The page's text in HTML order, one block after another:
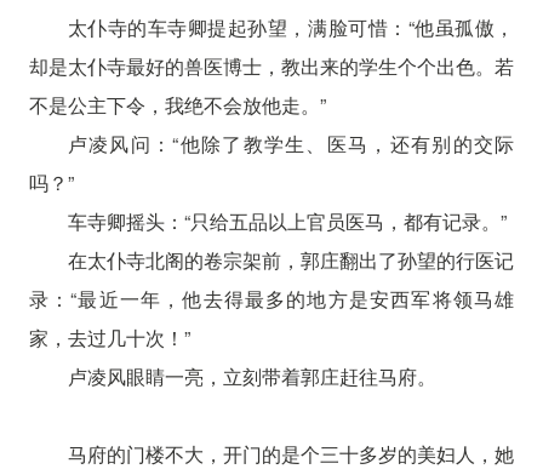
太仆寺的车寺卿提起孙望，满脸可惜：“他虽孤傲，
却是太仆寺最好的兽医博士，教出来的学生个个出色。若
不是公主下令，我绝不会放他走。”
卢凌风问：“他除了教学生、医马，还有别的交际
吗？”
车寺卿摇头：“只给五品以上官员医马，都有记录。”
在太仆寺北阁的卷宗架前，郭庄翻出了孙望的行医记
录：“最近一年，他去得最多的地方是安西军将领马雄
家，去过几十次！”
卢凌风眼睛一亮，立刻带着郭庄赶往马府。
马府的门楼不大，开门的是个三十多岁的美妇人，她